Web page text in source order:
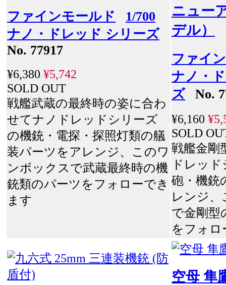
ファインモールド
1/700
ナノ・ドレッド シリーズ
No. 77917
¥6,380 ¥5,742
SOLD OUT
戦艦武蔵の最終時の姿に合わ
せてナノドレッドシリーズ
の機銃・電探・探照灯類の艤
装パーツをアレンジ、このワ
ンボックスで武蔵最終時の機
銃類のパーツをフォローでき
ます
ニュー
デル）
ファイ
ナノ・
ズNo.
¥6,160
SOLD
戦艦金剛
ドレッ
砲・機銃
レンジ
で金剛型
をフォロ
空母 隼